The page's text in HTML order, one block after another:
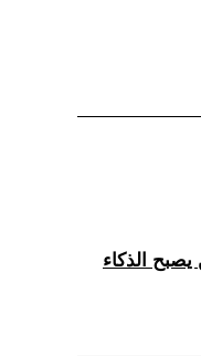
يصبح الذكاء